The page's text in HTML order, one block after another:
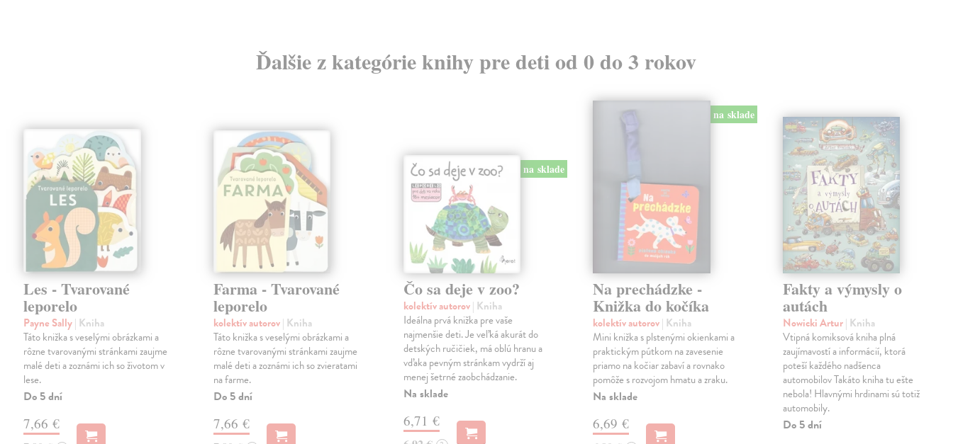
Ďalšie z kategórie knihy pre deti od 0 do 3 rokov
Les - Tvarované
leporelo
Payne Sally| Kniha
Táto knižka s veselými obrázkami a
rôzne tvarovanými stránkami zaujme
malé deti a zoznámi ich so životom v
lese.
Do 5 dní
7,66 €
Farma - Tvarované
leporelo
kolektív autorov| Kniha
Táto knižka s veselými obrázkami a
rôzne tvarovanými stránkami zaujme
malé deti a zoznámi ich so zvieratami
na farme.
Do 5 dní
7,66 €
na sklade
Čo sa deje v zoo?
kolektív autorov| Kniha
Ideálna prvá knižka pre vaše
najmenšie deti. Je veľká akurát do
detských ručičiek, má oblú hranu a
vďaka pevným stránkam vydrží aj
menej šetrné zaobchádzanie.
Na sklade
6,71 €
na sklade
Na prechádzke -
Knižka do kočíka
kolektív autorov| Kniha
Mini knižka s plstenými okienkami a
praktickým pútkom na zavesenie
priamo na kočiar zabaví a rovnako
pomôže s rozvojom hmatu a zraku.
Na sklade
6,69 €
Fakty a výmysly o
autách
Nowicki Artur| Kniha
Vtipná komiksová kniha plná
zaujímavostí a informácií, ktorá
poteší každého nadšenca
automobilov Takáto kniha tu ešte
nebola! Hlavnými hrdinami sú totiž
automobily.
Do 5 dní